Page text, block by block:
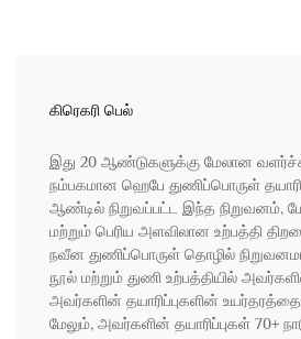
கிரெகரி பெல்
இது 20 ஆண்டுகளுக்கு மேலான
நம்பகமான ஹெபே துணிப்பொருள்
ஆண்டில் நிறுவப்பட்ட இந்த நிறுவனம்,
மற்றும் பெரிய அளவிலான உற்பத்தி
நவீன துணிப்பொருள் தொழில்
நூல் மற்றும் துணி உற்பத்தியில்
அவர்களின் தயாரிப்புகளின் உயர்தரத்தை
மேலும், அவர்களின் தயாரிப்புகள் 70+